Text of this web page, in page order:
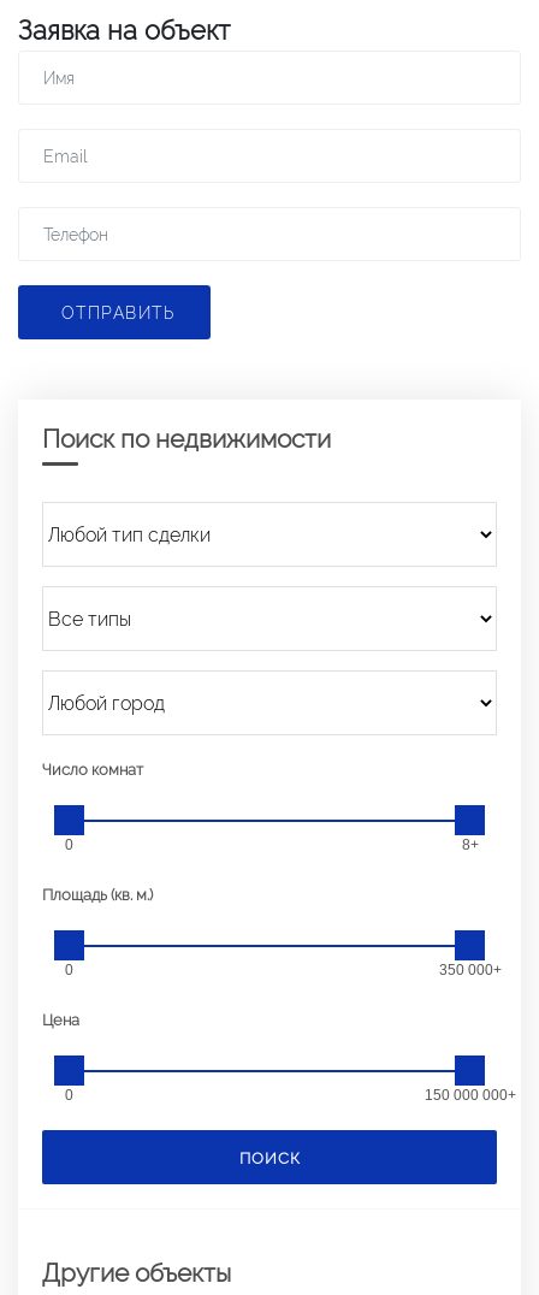
Заявка на объект
ОТПРАВИТЬ
Поиск по недвижимости
Число комнат
0 8+
Площадь (кв. м.)
0 350 000+
Цена
0 150 000 000+
ПОИСК
Другие объекты